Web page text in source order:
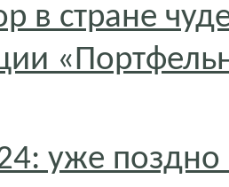
в стране
уже